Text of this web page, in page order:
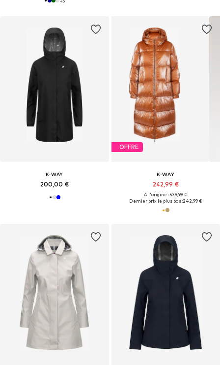
K-WAY
200,00 €
OFFRE
K-WAY
242,99 €
À l'origine : 539,99 €
Dernier prix le plus bas :242,99 €